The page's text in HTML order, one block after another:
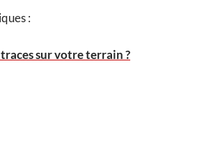
:
sur votre terrain ?